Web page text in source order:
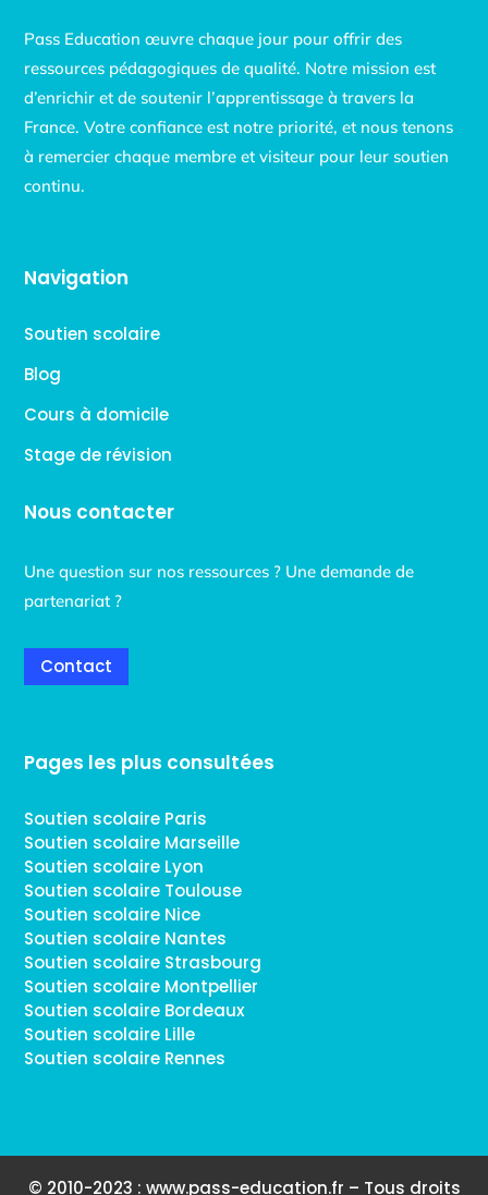
Pass Education œuvre chaque jour pour offrir des
ressources pédagogiques de qualité. Notre mission est
d’enrichir et de soutenir l’apprentissage à travers la
France. Votre confiance est notre priorité, et nous tenons
à remercier chaque membre et visiteur pour leur soutien
continu.
Navigation
Soutien scolaire
Blog
Cours à domicile
Stage de révision
Nous contacter
Une question sur nos ressources ? Une demande de
partenariat ?
Contact
Pages les plus consultées
Soutien scolaire Paris
Soutien scolaire Marseille
Soutien scolaire Lyon
Soutien scolaire Toulouse
Soutien scolaire Nice
Soutien scolaire Nantes
Soutien scolaire Strasbourg
Soutien scolaire Montpellier
Soutien scolaire Bordeaux
Soutien scolaire Lille
Soutien scolaire Rennes
© 2010-2023 : www.pass-education.fr – Tous droits